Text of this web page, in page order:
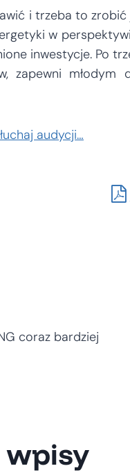
i trzeba to
w
inwestycje. Po
zapewni
audycji…
coraz bardziej
wpisy